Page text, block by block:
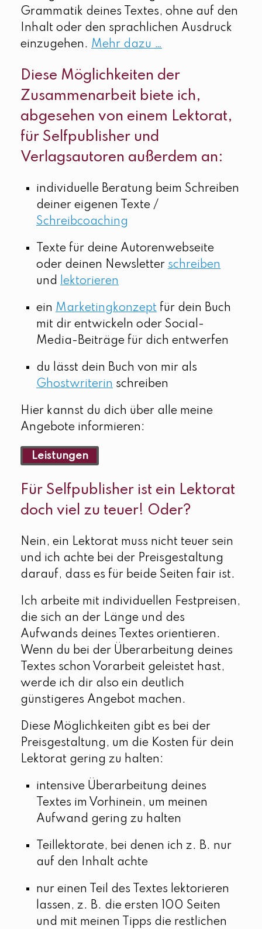
Grammatik deines Textes, ohne auf den
Inhalt oder den sprachlichen Ausdruck
einzugehen. Mehr dazu …
Diese Möglichkeiten der
Zusammenarbeit biete ich,
abgesehen von einem Lektorat,
für Selfpublisher und
Verlagsautoren außerdem an:
individuelle Beratung beim Schreiben
deiner eigenen Texte /
Schreibcoaching
Texte für deine Autorenwebseite
oder deinen Newsletter schreiben
und
lektorieren
ein Marketingkonzept für dein Buch
mit dir entwickeln oder Social-
Media-Beiträge für dich entwerfen
du lässt dein Buch von mir als
Ghostwriterin schreiben
Hier kannst du dich über alle meine
Angebote informieren:
Leistungen
Für Selfpublisher ist ein Lektorat
doch viel zu teuer! Oder?
Nein, ein Lektorat muss nicht teuer sein
und ich achte bei der Preisgestaltung
darauf, dass es für beide Seiten fair ist.
Ich arbeite mit individuellen Festpreisen,
die sich an der Länge und des
Aufwands deines Textes orientieren.
Wenn du bei der Überarbeitung deines
Textes schon Vorarbeit geleistet hast,
werde ich dir also ein deutlich
günstigeres Angebot machen.
Diese Möglichkeiten gibt es bei der
Preisgestaltung, um die Kosten für dein
Lektorat gering zu halten:
intensive Überarbeitung deines
Textes im Vorhinein, um meinen
Aufwand gering zu halten
Teillektorate, bei denen ich z. B. nur
auf den Inhalt achte
nur einen Teil des Textes lektorieren
lassen, z. B. die ersten 100 Seiten
und mit meinen Tipps die restlichen